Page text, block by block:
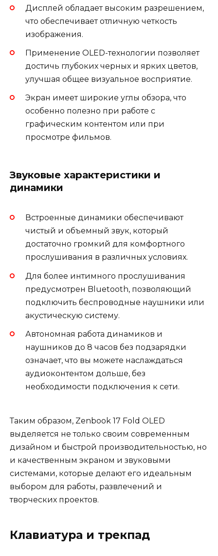
Дисплей обладает высоким разрешением,
что обеспечивает отличную четкость
изображения.
Применение OLED-технологии позволяет
достичь глубоких черных и ярких цветов,
улучшая общее визуальное восприятие.
Экран имеет широкие углы обзора, что
особенно полезно при работе с
графическим контентом или при
просмотре фильмов.
Звуковые характеристики и
динамики
Встроенные динамики обеспечивают
чистый и объемный звук, который
достаточно громкий для комфортного
прослушивания в различных условиях.
Для более интимного прослушивания
предусмотрен Bluetooth, позволяющий
подключить беспроводные наушники или
акустическую систему.
Автономная работа динамиков и
наушников до 8 часов без подзарядки
означает, что вы можете наслаждаться
аудиоконтентом дольше, без
необходимости подключения к сети.
Таким образом, Zenbook 17 Fold OLED
выделяется не только своим современным
дизайном и быстрой производительностью, но
и качественным экраном и звуковыми
системами, которые делают его идеальным
выбором для работы, развлечений и
творческих проектов.
Клавиатура и трекпад